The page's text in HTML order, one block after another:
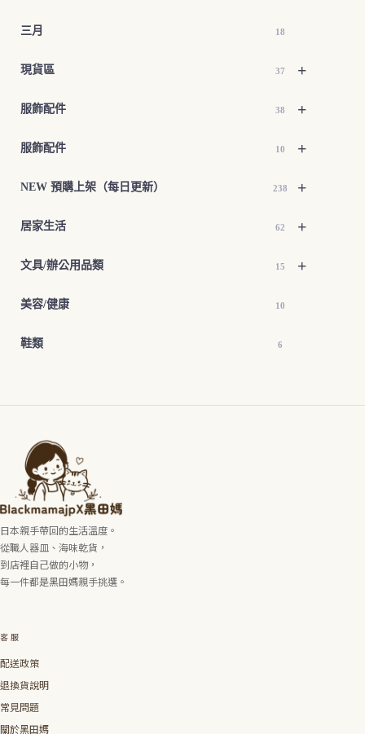
三月 18
+
現貨區 37
+
服飾配件 38
+
服飾配件 10
+
NEW 預購上架（每日更新） 238
+
居家生活 62
+
文具/辦公用品類 15
美容/健康 10
鞋類 6
日本親手帶回的生活溫度。
從職人器皿、海味乾貨，
到店裡自己做的小物，
每一件都是黑田媽親手挑選。
客服
配送政策
退換貨說明
常見問題
關於黑田媽